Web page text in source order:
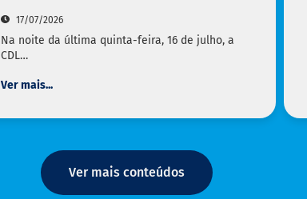
17/07/2026
Na noite da última quinta-feira, 16 de julho, a
CDL…
Ver mais...
Ver mais conteúdos